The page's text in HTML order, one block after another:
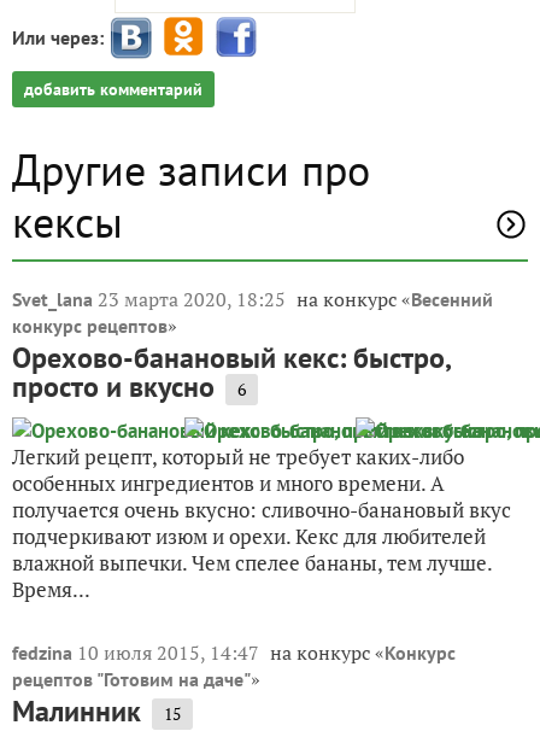
Или через:
добавить комментарий
Другие записи про
кексы
Svet_lana 23 марта 2020, 18:25 на конкурс «Весенний
конкурс рецептов»
Орехово-банановый кекс: быстро,
просто и вкусно 6
Легкий рецепт, который не требует каких-либо
особенных ингредиентов и много времени. А
получается очень вкусно: сливочно-банановый вкус
подчеркивают изюм и орехи. Кекс для любителей
влажной выпечки. Чем спелее бананы, тем лучше.
Время...
fedzina 10 июля 2015, 14:47 на конкурс «Конкурс
рецептов "Готовим на даче"»
Малинник 15